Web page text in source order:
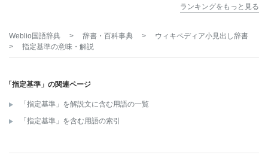
ランキングをもっと見る
Weblio国語辞典 > 辞書・百科事典 >
ウィキペディア小見出し辞書
>
指定基準の意味・解説
「指定基準」の関連ページ
「指定基準」を解説文に含む用語の一覧
「指定基準」を含む用語の索引